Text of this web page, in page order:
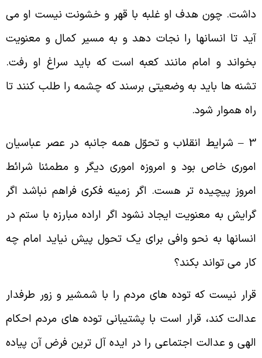
چون هدف او غلبه با قهر و خشونت نیست او می
تا انسانها را نجات دهد و به مسیر کمال و معنویت
و امام مانند کعبه است که باید سراغ او رفت.
ها باید به وضعیتی برسند که چشمه را طلب کنند تا
هموار شود.
شرایط انقلاب و تحوّل همه جانبه در عصر عباسیان
خاص بود و امروزه اموری دیگر و مطمئنا شرائط
پیچیده تر هست. اگر زمینه فکری فراهم نباشد اگر
به معنویت ایجاد نشود اگر اراده مبارزه با ستم در
به نحو وافی برای یک تحول پیش نیاید امام چه
می تواند بکند؟
نیست که توده های مردم را با شمشیر و زور طرفدار
کند، قرار است با پشتیبانی توده های مردم احکام
و عدالت اجتماعی را در ایده آل ترین فرض آن پیاده